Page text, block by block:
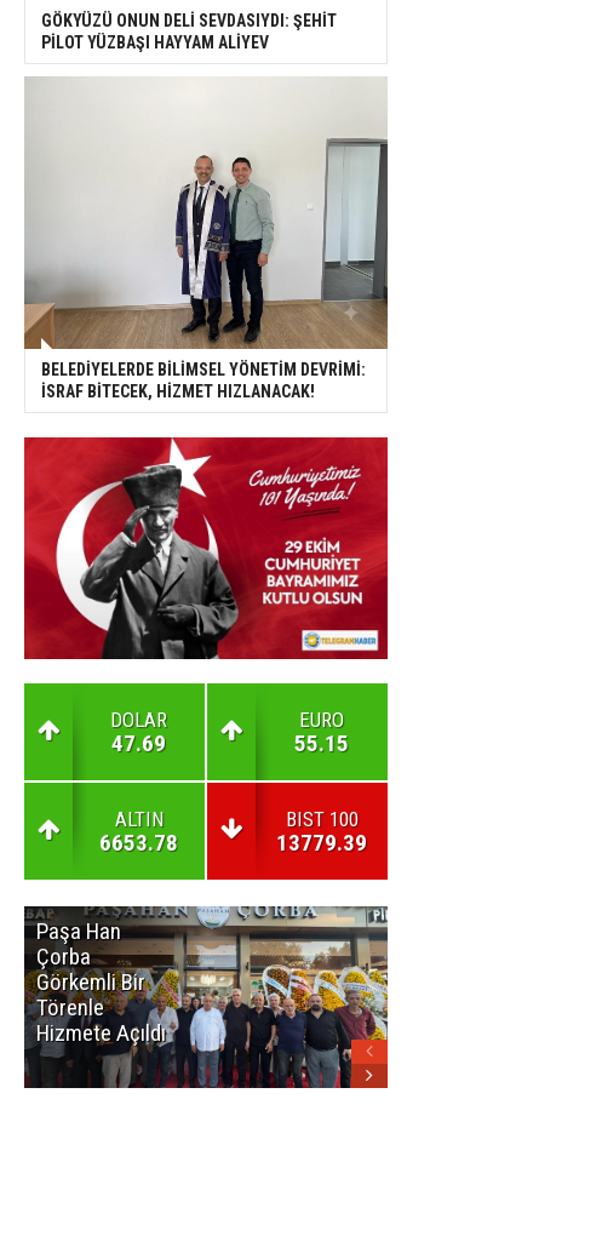
GÖKYÜZÜ ONUN DELİ SEVDASIYDI: ŞEHİT
PİLOT YÜZBAŞI HAYYAM ALİYEV
BELEDİYELERDE BİLİMSEL YÖNETİM DEVRİMİ:
İSRAF BİTECEK, HİZMET HIZLANACAK!
DOLAR
47.69
EURO
55.15
ALTIN
6653.78
BIST 100
13779.39
Paşa Han
Çorba
Görkemli Bir
Törenle
Hizmete Açıldı